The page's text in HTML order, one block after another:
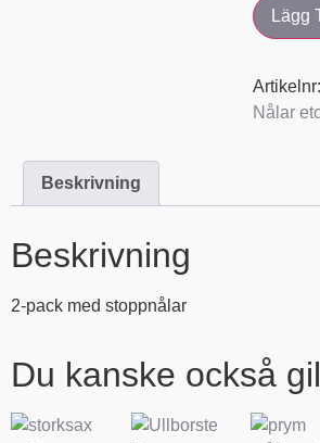
Lägg
Artikelnr:
Nålar
Beskrivning
Beskrivning
2-pack med stoppnålar
Du kanske också